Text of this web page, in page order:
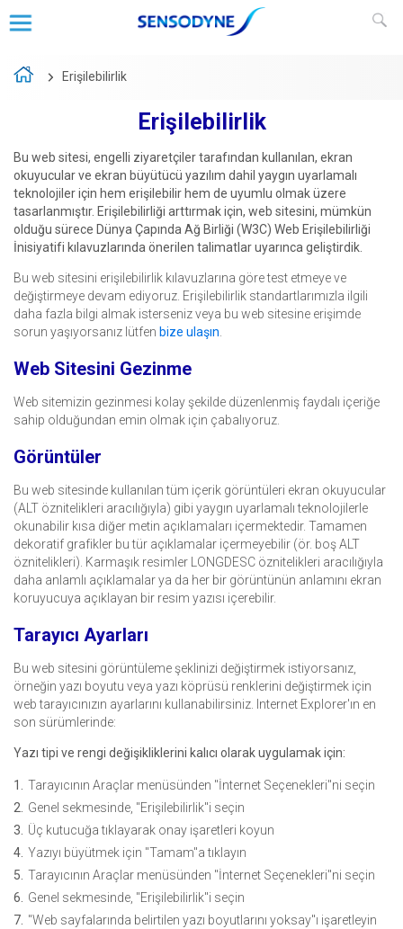
Erişilebilirlik
Erişilebilirlik
Bu web sitesi, engelli ziyaretçiler tarafından kullanılan, ekran
okuyucular ve ekran büyütücü yazılım dahil yaygın uyarlamalı
teknolojiler için hem erişilebilir hem de uyumlu olmak üzere
tasarlanmıştır. Erişilebilirliği arttırmak için, web sitesini, mümkün
olduğu sürece Dünya Çapında Ağ Birliği (W3C) Web Erişilebilirliği
İnisiyatifi kılavuzlarında önerilen talimatlar uyarınca geliştirdik.
Bu web sitesini erişilebilirlik kılavuzlarına göre test etmeye ve
değiştirmeye devam ediyoruz. Erişilebilirlik standartlarımızla ilgili
daha fazla bilgi almak isterseniz veya bu web sitesine erişimde
sorun yaşıyorsanız lütfen bize ulaşın
Web Sitesini Gezinme
Web sitemizin gezinmesi kolay şekilde düzenlenmiş faydalı içeriğe
sahip olduğundan emin olmak için çabalıyoruz.
Görüntüler
Bu web sitesinde kullanılan tüm içerik görüntüleri ekran okuyucular
(ALT öznitelikleri aracılığıyla) gibi yaygın uyarlamalı teknolojilerle
okunabilir kısa diğer metin açıklamaları içermektedir. Tamamen
dekoratif grafikler bu tür açıklamalar içermeyebilir (ör. boş ALT
öznitelikleri). Karmaşık resimler LONGDESC öznitelikleri aracılığıyla
daha anlamlı açıklamalar ya da her bir görüntünün anlamını ekran
koruyucuya açıklayan bir resim yazısı içerebilir.
Tarayıcı Ayarları
Bu web sitesini görüntüleme şeklinizi değiştirmek istiyorsanız,
örneğin yazı boyutu veya yazı köprüsü renklerini değiştirmek için
web tarayıcınızın ayarlarını kullanabilirsiniz. Internet Explorer'ın en
son sürümlerinde:
Yazı tipi ve rengi değişikliklerini kalıcı olarak uygulamak için:
Tarayıcının Araçlar menüsünden "İnternet Seçenekleri"ni seçin
Genel sekmesinde, "Erişilebilirlik"i seçin
Üç kutucuğa tıklayarak onay işaretleri koyun
Yazıyı büyütmek için "Tamam"a tıklayın
Tarayıcının Araçlar menüsünden "İnternet Seçenekleri"ni seçin
Genel sekmesinde, "Erişilebilirlik"i seçin
"Web sayfalarında belirtilen yazı boyutlarını yoksay"ı işaretleyin